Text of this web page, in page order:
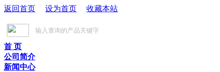
返回首页 设为首页 收藏本站
首 页
公司简介
新闻中心